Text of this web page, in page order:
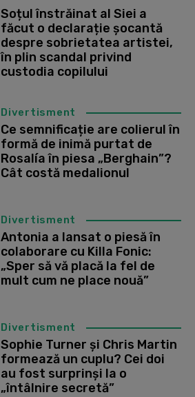
Soțul înstrăinat al Siei a
făcut o declarație șocantă
despre sobrietatea artistei,
în plin scandal privind
custodia copilului
Divertisment
Ce semnificație are colierul în
formă de inimă purtat de
Rosalía în piesa „Berghain”?
Cât costă medalionul
Divertisment
Antonia a lansat o piesă în
colaborare cu Killa Fonic:
„Sper să vă placă la fel de
mult cum ne place nouă”
Divertisment
Sophie Turner și Chris Martin
formează un cuplu? Cei doi
au fost surprinși la o
„întâlnire secretă”